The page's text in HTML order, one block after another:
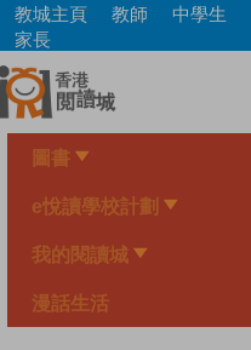
Skip
main
content
教城主頁 教師 中學生
家長
圖書
e悅讀學校計劃
我的閱讀城
漫話生活